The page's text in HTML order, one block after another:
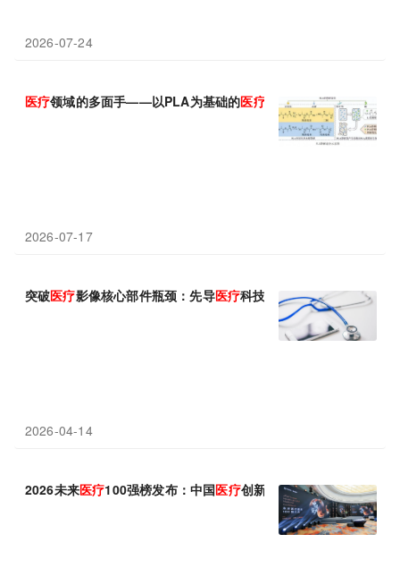
2026-07-24
医疗领域的多面手——以PLA为基础的医疗 器械
2026-07-17
突破医疗影像核心部件瓶颈：先导医疗科技亮相CMEF 2026，发
2026-04-14
2026未来医疗100强榜发布：中国医疗创新资产十年跃迁